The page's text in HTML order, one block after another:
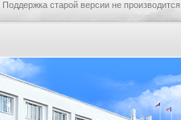
. Поддержка старой версии не производится.